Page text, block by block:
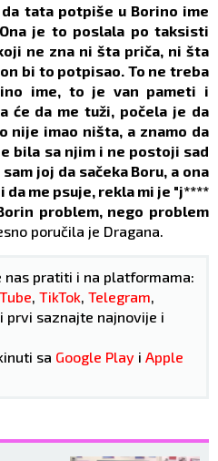
tata potpiše u Borino ime
je to poslala po taksisti
ne zna ni šta priča, ni šta
bi to potpisao. To ne treba
ime, to je van pameti i
će da me tuži, počela je da
nije imao ništa, a znamo da
bila sa njim i ne postoji sad
joj da sačeka Boru, a ona
da me psuje, rekla mi je "j****
problem, nego problem
poručila je Dragana.
nas pratiti i na platformama:
TikTok Telegram
prvi saznajte najnovije i
sa Google Play i Apple